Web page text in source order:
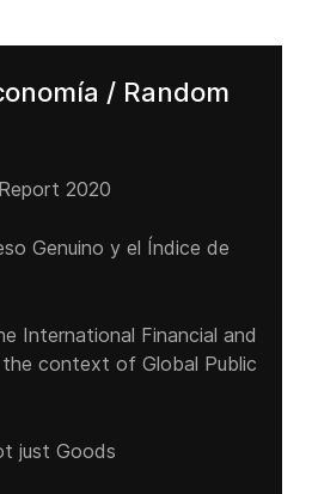
/ Random
2020
Genuino y el Índice de
International Financial and
context of Global Public
just Goods